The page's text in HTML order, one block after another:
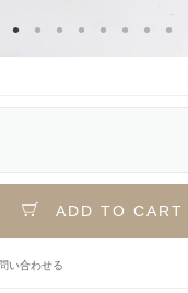
ADD TO CART
い合わせる